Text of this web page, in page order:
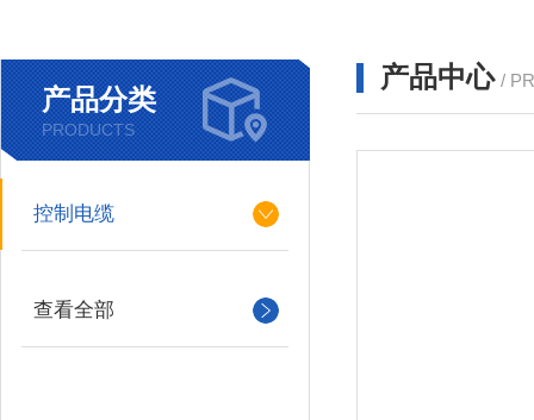
产品分类
PRODUCTS
控制电缆
查看全部
产品中心 /